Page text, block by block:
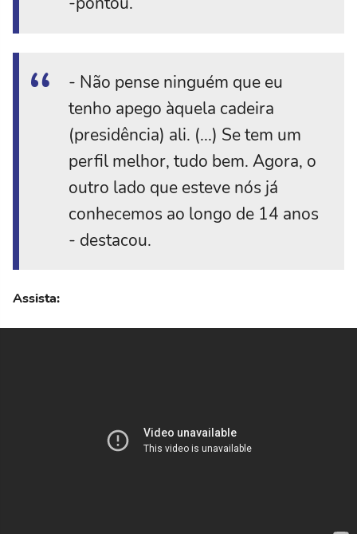
- Não pense ninguém que eu
tenho apego àquela cadeira
(presidência) ali. (...) Se tem um
perfil melhor, tudo bem. Agora, o
outro lado que esteve nós já
conhecemos ao longo de 14 anos
- destacou.
Assista: